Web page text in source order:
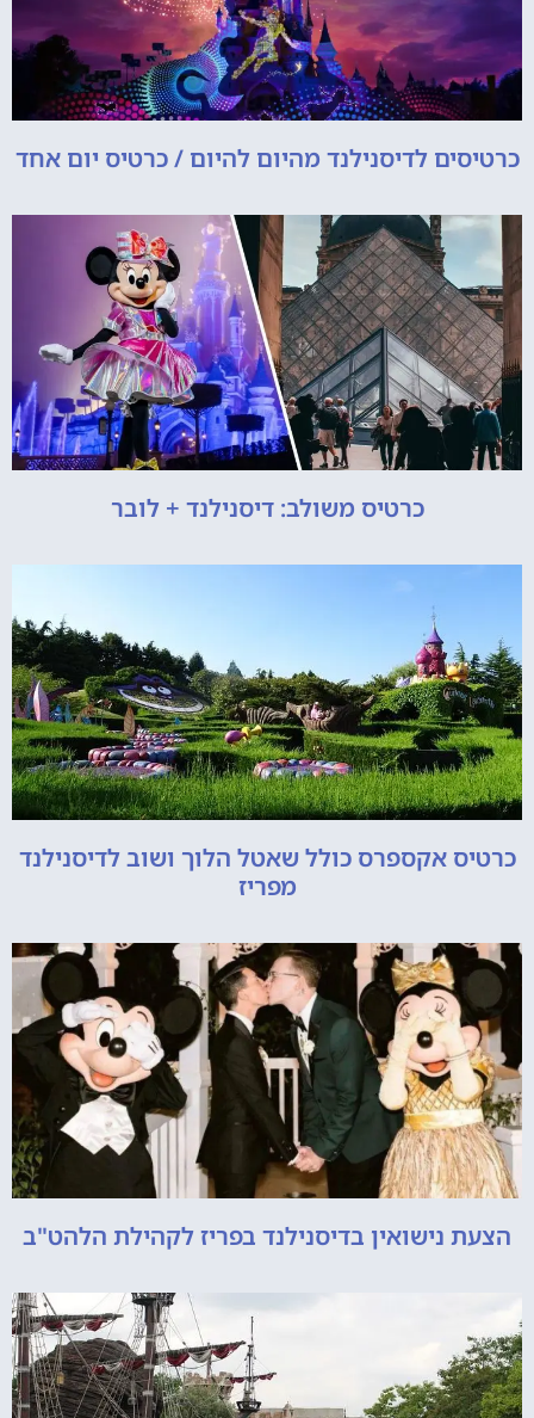
כרטיסים לדיסנילנד מהיום להיום / כרטיס יום אחד
כרטיס משולב: דיסנילנד + לובר
כרטיס אקספרס כולל שאטל הלוך ושוב לדיסנילנד
מפריז
הצעת נישואין בדיסנילנד בפריז לקהילת הלהט"ב